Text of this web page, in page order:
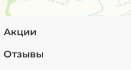
Акции
Отзывы